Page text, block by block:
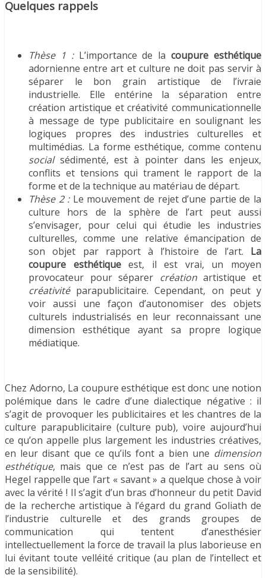
Quelques rappels
Thèse 1 :L’importance de lacoupure esthétique
adornienne entre art et culture ne doit pas servir à
séparer le bon grain artistique de l’ivraie
industrielle. Elle entérine la séparation entre
création artistique et créativité communicationnelle
à message de type publicitaire en soulignant les
logiques propres des industries culturelles et
multimédias. La forme esthétique, comme contenu
socialsédimenté, est à pointer dans les enjeux,
conflits et tensions qui trament le rapport de la
forme et de la technique au matériau de départ.
Thèse 2 :Le mouvement de rejet d’une partie de la
culture hors de la sphère de l’art peut aussi
s’envisager, pour celui qui étudie les industries
culturelles, comme une relative émancipation de
son objet par rapport à l’histoire de l’art. La
coupure esthétiqueest, il est vrai, un moyen
provocateur pour séparer créationartistique et
créativitéparapublicitaire. Cependant, on peut y
voir aussi une façon d’autonomiser des objets
culturels industrialisés en leur reconnaissant une
dimension esthétique ayant sa propre logique
médiatique.
Chez Adorno, La coupure esthétique est donc une notion
polémique dans le cadre d’une dialectique négative : il
s’agit de provoquer les publicitaires et les chantres de la
culture parapublicitaire (culture pub), voire aujourd’hui
ce qu’on appelle plus largement les industries créatives,
en leur disant que ce qu’ils font a bien une dimension
esthétique, mais que ce n’est pas de l’art au sens où
Hegel rappelle que l’art « savant » a quelque chose à voir
avec la vérité ! Il s’agit d’un bras d’honneur du petit David
de la recherche artistique à l’égard du grand Goliath de
l’industrie culturelle et des grands groupes de
communication qui tentent d’anesthésier
intellectuellement la force de travail la plus laborieuse en
lui évitant toute velléité critique (au plan de l’intellect et
de la sensibilité).